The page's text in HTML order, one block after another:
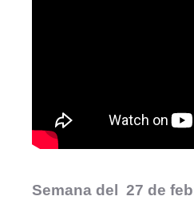
Semana del 27 de